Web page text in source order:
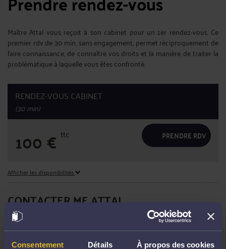
Consentement Détails À propos des cookies
Maître Attal vous reçoit à son cabinet pour un 1er rendez-vous. Ce
premier rdv de 30 min, sans engagement, permet réciproquement de
faire connaissance, de connaître vos droits et la manière de traiter la
problématique à laquelle vous êtes confronté.
RENDEZ-VOUS CABINET
(30 min)
100€ ttc PRENDRE RDV
Afficher les disponibilités
CONTACTER ME ATTAL
PRENDRE RDV EN CABINET